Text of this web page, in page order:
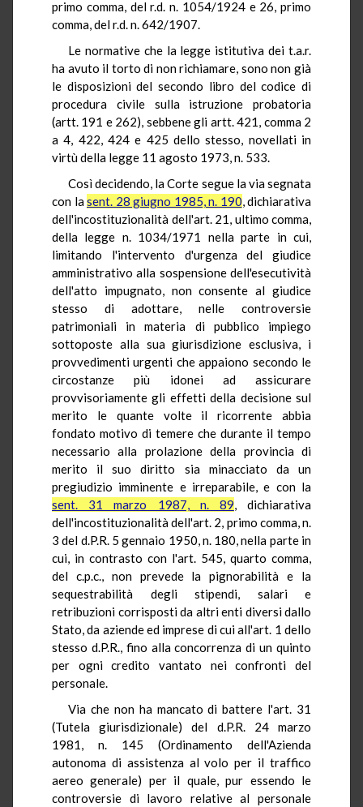
primo comma, del r.d. n. 1054/1924 e 26, primo
comma, del r.d. n. 642/1907.
Le normative che la legge istitutiva dei t.a.r.
ha avuto il torto di non richiamare, sono non già
le disposizioni del secondo libro del codice di
procedura civile sulla istruzione probatoria
(artt. 191 e 262), sebbene gli artt. 421, comma 2
a 4, 422, 424 e 425 dello stesso, novellati in
virtù della legge 11 agosto 1973, n. 533.
Così decidendo, la Corte segue la via segnata
con lasent. 28 giugno 1985, n. 190, dichiarativa
dell'incostituzionalità dell'art. 21, ultimo comma,
della legge n. 1034/1971 nella parte in cui,
limitando l'intervento d'urgenza del giudice
amministrativo alla sospensione dell'esecutività
dell'atto impugnato, non consente al giudice
stesso di adottare, nelle controversie
patrimoniali in materia di pubblico impiego
sottoposte alla sua giurisdizione esclusiva, i
provvedimenti urgenti che appaiono secondo le
circostanze più idonei ad assicurare
provvisoriamente gli effetti della decisione sul
merito le quante volte il ricorrente abbia
fondato motivo di temere che durante il tempo
necessario alla prolazione della provincia di
merito il suo diritto sia minacciato da un
pregiudizio imminente e irreparabile, e con la
sent. 31 marzo 1987, n. 89, dichiarativa
dell'incostituzionalità dell'art. 2, primo comma, n.
3 del d.P.R. 5 gennaio 1950, n. 180, nella parte in
cui, in contrasto con l'art. 545, quarto comma,
del c.p.c., non prevede la pignorabilità e la
sequestrabilità degli stipendi, salari e
retribuzioni corrisposti da altri enti diversi dallo
Stato, da aziende ed imprese di cui all'art. 1 dello
stesso d.P.R., fino alla concorrenza di un quinto
per ogni credito vantato nei confronti del
personale.
Via che non ha mancato di battere l'art. 31
(Tutela giurisdizionale) del d.P.R. 24 marzo
1981, n. 145 (Ordinamento dell'Azienda
autonoma di assistenza al volo per il traffico
aereo generale) per il quale, pur essendo le
controversie di lavoro relative al personale